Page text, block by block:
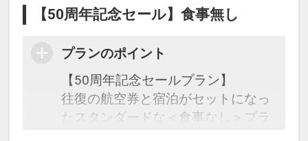
【50周年記念セール】食事無し
プランのポイント
【50周年記念セールプラン】
往復の航空券と宿泊がセットになっ
たスタンダードな＜食事なし＞プラ